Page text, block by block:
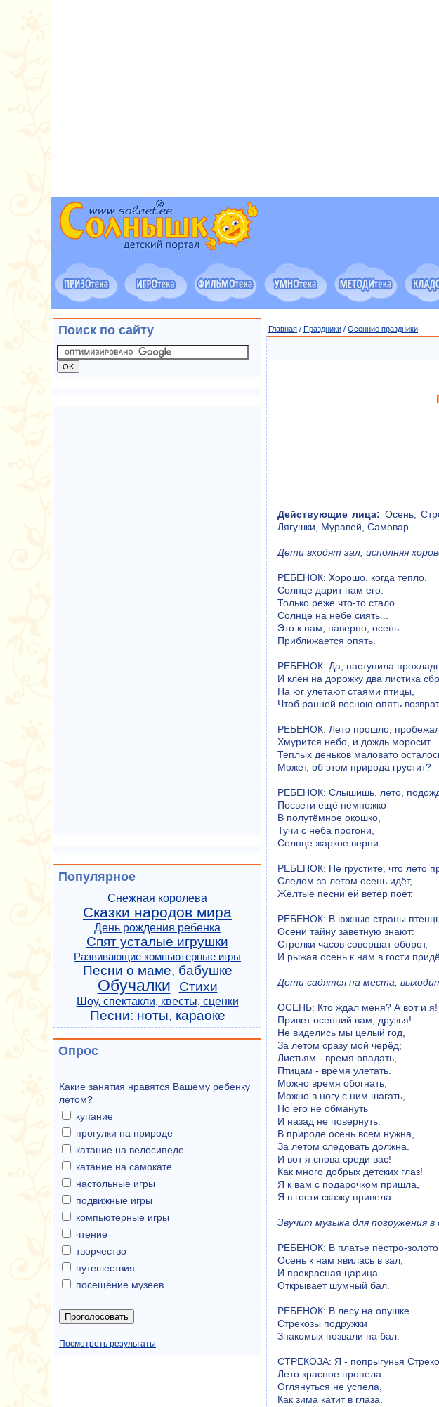
Главная / Праздники / Осенние праздники
Действующие лица: Осень,
Лягушки, Муравей, Самовар.
Дети входят зал, исполняя
РЕБЕНОК: Хорошо, когда тепло,
Солнце дарит нам его.
Только реже что-то стало
Солнце на небе сиять...
Это к нам, наверно, осень
Приближается опять.
РЕБЕНОК: Да, наступила
И клён на дорожку два листика
На юг улетают стаями птицы,
Чтоб ранней весною опять
РЕБЕНОК: Лето прошло,
Хмурится небо, и дождь моросит.
Теплых деньков маловато
Может, об этом природа грустит?
РЕБЕНОК: Слышишь, лето,
Посвети ещё немножко
В полутёмное окошко,
Тучи с неба прогони,
Солнце жаркое верни.
РЕБЕНОК: Не грустите, что лето
Следом за летом осень идёт,
Жёлтые песни ей ветер поёт.
РЕБЕНОК: В южные страны
Осени тайну заветную знают:
Стрелки часов совершат оборот,
И рыжая осень к нам в гости
Дети садятся на места,
ОСЕНЬ: Кто ждал меня? А вот и я!
Привет осенний вам, друзья!
Не виделись мы целый год,
За летом сразу мой черёд;
Листьям - время опадать,
Птицам - время улетать.
Можно время обогнать,
Можно в ногу с ним шагать,
Но его не обмануть
И назад не повернуть.
В природе осень всем нужна,
За летом следовать должна.
И вот я снова среди вас!
Как много добрых детских глаз!
Я к вам с подарочком пришла,
Я в гости сказку привела.
Звучит музыка для погружения в
РЕБЕНОК: В платье пёстро-
Осень к нам явилась в зал,
И прекрасная царица
Открывает шумный бал.
РЕБЕНОК: В лесу на опушке
Стрекозы подружки
Знакомых позвали на бал.
СТРЕКОЗА: Я - попрыгунья
Лето красное пропела:
Оглянуться не успела,
Как зима катит в глаза.
Поиск по сайту
Популярное
Снежная королева
Сказки народов мира
День рождения ребенка
Спят усталые игрушки
Развивающие компьютерные игры
Песни о маме, бабушке
Обучалки Стихи
Шоу, спектакли, квесты, сценки
Песни: ноты, караоке
Опрос
Какие занятия нравятся Вашему ребенку
летом?
купание
прогулки на природе
катание на велосипеде
катание на самокате
настольные игры
подвижные игры
компьютерные игры
чтение
творчество
путешествия
посещение музеев
Посмотреть результаты